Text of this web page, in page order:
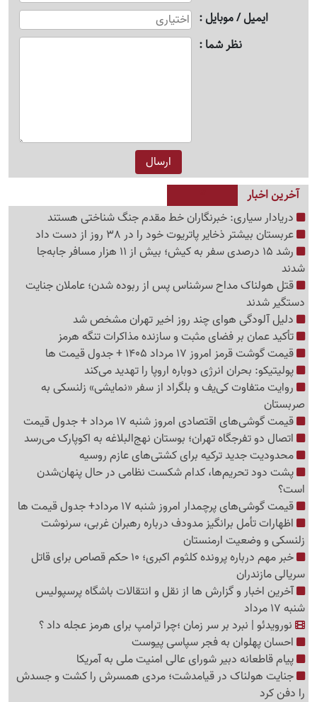
ایمیل / موبایل
نظر شما
آخرین اخبار
دریادار سیاری: خبرنگاران خط مقدم جنگ شناختی هستند
عربستان بیشتر ذخایر پاتریوت خود را در 38 روز از دست داد
رشد 15 درصدی سفر به کیش؛ بیش از 11 هزار مسافر جابه‌جا
شدند
قتل هولناک مداح سرشناس پس از ربوده شدن؛ عاملان جنایت
دستگیر شدند
دلیل آلودگی هوای چند روز اخیر تهران مشخص شد
تأکید عمان بر فضای مثبت و سازنده مذاکرات تنگه هرمز
قیمت گوشت قرمز امروز 17 مرداد 1405 + جدول قیمت ها
پولیتیکو: بحران انرژی دوباره اروپا را تهدید می‌کند
روایت متفاوت کی‌یف و بلگراد از سفر «نمایشی» زلنسکی به
صربستان
قیمت گوشی‌های اقتصادی امروز شنبه 17 مرداد + جدول قیمت
اتصال دو تفرجگاه تهران؛ بوستان نهج‌البلاغه به اکوپارک می‌رسد
محدودیت جدید ترکیه برای کشتی‌های عازم روسیه
پشت دود تحریم‌ها، کدام شکست نظامی در حال پنهان‌شدن
است؟
قیمت گوشی‌های پرچمدار امروز شنبه 17 مرداد+ جدول قیمت ها
اظهارات تأمل برانگیز مدودف درباره رهبران غربی، سرنوشت
زلنسکی و وضعیت ارمنستان
خبر مهم درباره پرونده کلثوم اکبری؛ 10 حکم قصاص برای قاتل
سریالی مازندران
آخرین اخبار و گزارش ها از نقل و انتقالات باشگاه پرسپولیس
شنبه 17 مرداد
نورویدئو | نبرد بر سر زمان ؛چرا ترامپ برای هرمز عجله داد ؟
احسان پهلوان به فجر سپاسی پیوست
پیام قاطعانه دبیر شورای عالی امنیت ملی به آمریکا
جنایت هولناک در قیامدشت؛ مردی همسرش را کشت و جسدش
را دفن کرد